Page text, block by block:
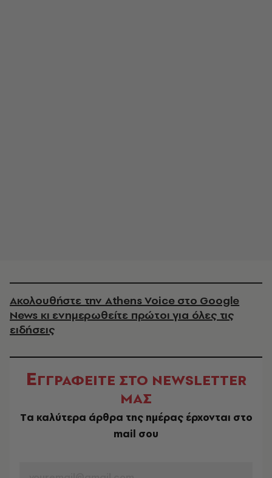
Ακολουθήστε την Athens Voice στο Google
News κι ενημερωθείτε πρώτοι για όλες τις
ειδήσεις
ΕΓΓΡΑΦΕΙΤΕ ΣΤΟ NEWSLETTER
ΜΑΣ
Tα καλύτερα άρθρα της ημέρας έρχονται στο
mail σου